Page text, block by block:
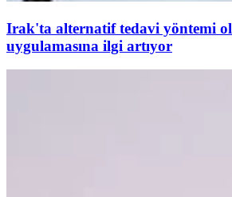
Irak'ta alternatif tedavi yöntemi
uygulamasına ilgi artıyor